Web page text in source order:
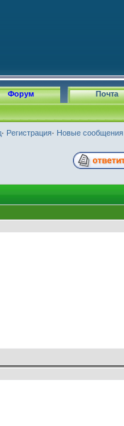
Почта
Форум
· Регистрация· Новые сообщения